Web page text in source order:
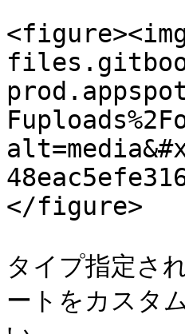
</figure>
タイプ指定さ
ートをカスタ